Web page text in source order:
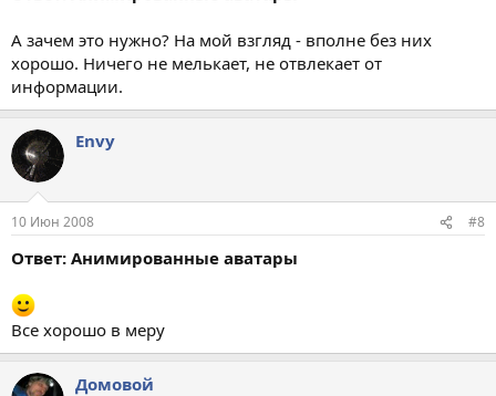
А зачем это нужно? На мой взгляд - вполне без них
хорошо. Ничего не мелькает, не отвлекает от
информации.
Envy
10 Июн 2008 #8
Ответ: Анимированные аватары
Все хорошо в меру
Домовой